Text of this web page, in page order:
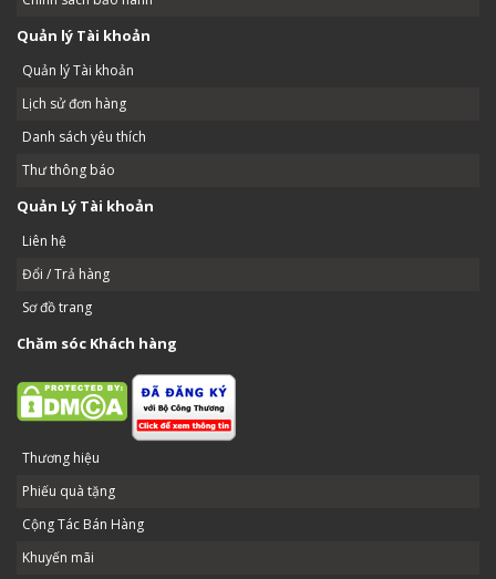
Quản lý Tài khoản
Quản lý Tài khoản
Lịch sử đơn hàng
Danh sách yêu thích
Thư thông báo
Quản Lý Tài khoản
Liên hệ
Đổi / Trả hàng
Sơ đồ trang
Chăm sóc Khách hàng
Thương hiệu
Phiếu quà tặng
Cộng Tác Bán Hàng
Khuyến mãi